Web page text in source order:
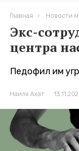
Главная Новости
Экс-
центра
Педофил им
Наиля Ахат